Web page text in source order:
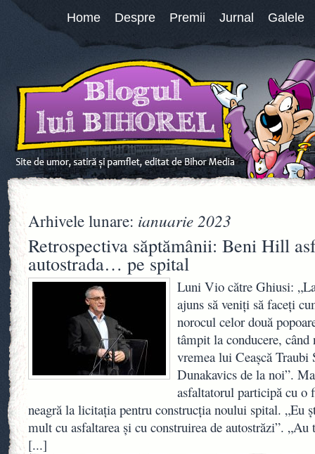
Home Despre Premii Jurnal Galele
Arhivele lunare: ianuarie 2023
Retrospectiva săptămânii: Beni Hill
autostrada… pe spital
Luni Vio către Ghiusi:
ajuns să veniți să faceți
norocul celor două
tâmpit la conducere,
vremea lui Ceașcă Traubi
Dunakavics de la noi”.
asfaltatorul participă cu o
neagră la licitația pentru construcția noului spital. „Eu
mult cu asfaltarea și cu construirea de autostrăzi”.
[...]